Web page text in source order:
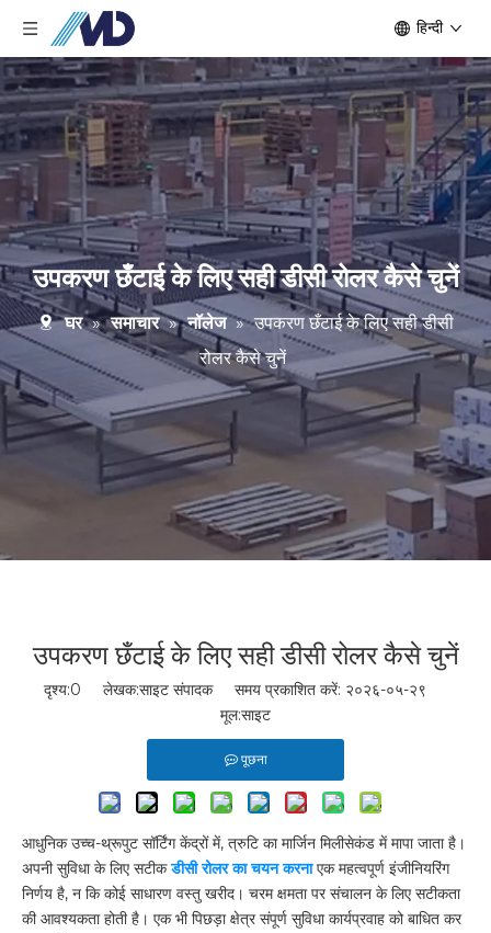
हिन्दी
उपकरण छँटाई के लिए सही डीसी रोलर कैसे चुनें
घर » समाचार » नॉलेज » उपकरण छँटाई के लिए सही डीसी
रोलर कैसे चुनें
उपकरण छँटाई के लिए सही डीसी रोलर कैसे चुनें
दृश्य:0 लेखक:साइट संपादक समय प्रकाशित करें: २०२६-०५-२९
मूल:साइट
पूछना
आधुनिक उच्च-थ्रूपुट सॉर्टिंग केंद्रों में, त्रुटि का मार्जिन मिलीसेकंड में मापा जाता है।
अपनी सुविधा के लिए सटीकडीसी रोलर का चयन करनाएक महत्वपूर्ण इंजीनियरिंग
निर्णय है, न कि कोई साधारण वस्तु खरीद। चरम क्षमता पर संचालन के लिए सटीकता
की आवश्यकता होती है। एक भी पिछड़ा क्षेत्र संपूर्ण सुविधा कार्यप्रवाह को बाधित कर